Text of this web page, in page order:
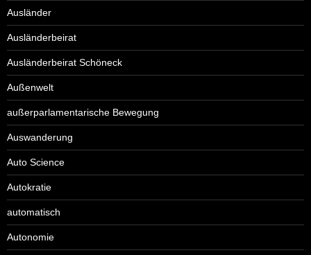
Ausländer
Ausländerbeirat
Ausländerbeirat Schöneck
Außenwelt
außerparlamentarische Bewegung
Auswanderung
Auto Science
Autokratie
automatisch
Autonomie